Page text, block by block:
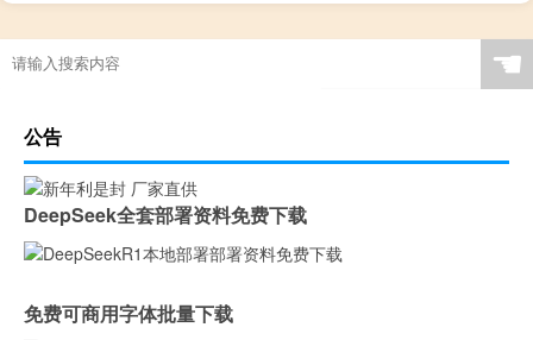
☚
公告
DeepSeek全套部署资料免费下载
免费可商用字体批量下载